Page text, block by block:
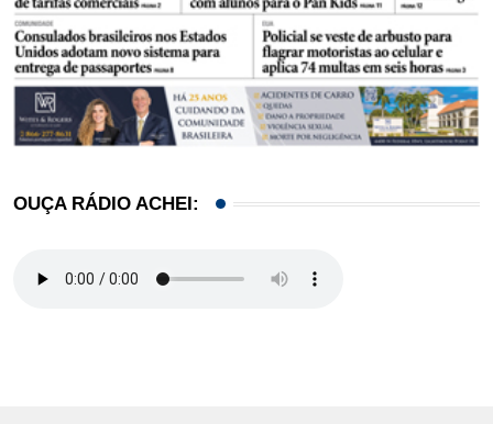
OUÇA RÁDIO ACHEI: